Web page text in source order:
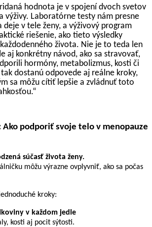
hodnota je v spojení dvoch svetov
výživy. Laboratórne testy nám presne
deje v tele ženy, a výživový program
riešenie, ako tieto výsledky
života. Nie je to teda len
aj konkrétny návod, ako sa stravovať,
hormóny, metabolizmus, kosti či
tak dostanú odpovede aj reálne kroky,
sa môžu cítiť lepšie a zvládnuť toto
podporiť svoje telo v menopauze
súčasť života ženy.
môžu výrazne ovplyvniť, ako sa počas
kroky:
v každom jedle
kosti aj pocit sýtosti.